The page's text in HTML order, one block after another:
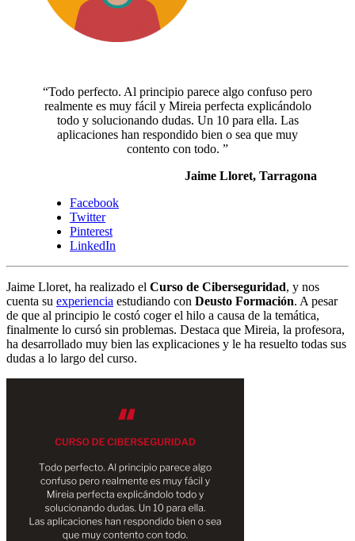
“Todo perfecto. Al principio parece algo confuso pero
realmente es muy fácil y Mireia perfecta explicándolo
todo y solucionando dudas. Un 10 para ella. Las
aplicaciones han respondido bien o sea que muy
contento con todo. ”
Jaime Lloret, Tarragona
Facebook
Twitter
Pinterest
LinkedIn
Jaime Lloret, ha realizado el Curso de Ciberseguridad, y nos
cuenta su experiencia estudiando con Deusto Formación. A pesar
de que al principio le costó coger el hilo a causa de la temática,
finalmente lo cursó sin problemas. Destaca que Mireia, la profesora,
ha desarrollado muy bien las explicaciones y le ha resuelto todas sus
dudas a lo largo del curso.